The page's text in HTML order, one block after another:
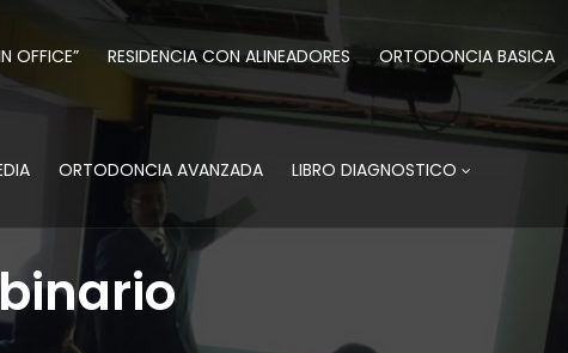
OFFICE” RESIDENCIA CON ALINEADORES ORTODONCIA BASICA
ORTODONCIA AVANZADA LIBRO DIAGNOSTICO